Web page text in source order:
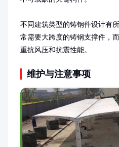
不同建筑类型的铸钢件设计有
常需要大跨度的铸钢支撑件，
重抗风压和抗震性能。
维护与注意事项